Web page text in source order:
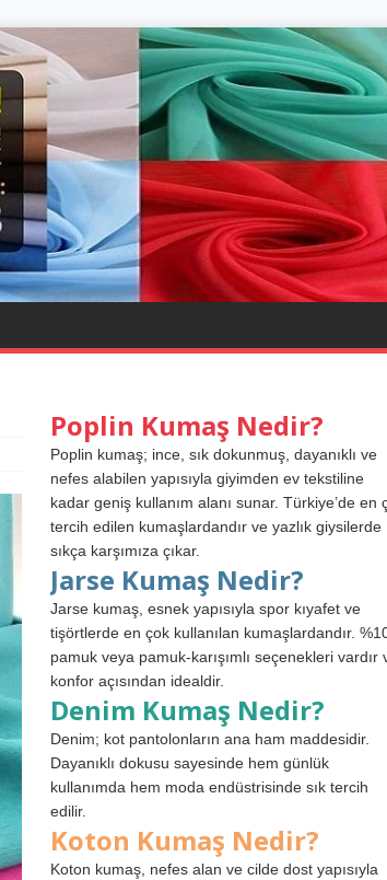
Poplin Kumaş Nedir?
Poplin kumaş; ince, sık dokunmuş, dayanıklı ve
nefes alabilen yapısıyla giyimden ev tekstiline
kadar geniş kullanım alanı sunar. Türkiye’de en
tercih edilen kumaşlardandır ve yazlık giysilerde
sıkça karşımıza çıkar.
Jarse Kumaş Nedir?
Jarse kumaş, esnek yapısıyla spor kıyafet ve
tişörtlerde en çok kullanılan kumaşlardandır.
pamuk veya pamuk-karışımlı seçenekleri vardır
konfor açısından idealdir.
Denim Kumaş Nedir?
Denim; kot pantolonların ana ham maddesidir.
Dayanıklı dokusu sayesinde hem günlük
kullanımda hem moda endüstrisinde sık tercih
edilir.
Koton Kumaş Nedir?
Koton kumaş, nefes alan ve cilde dost yapısıyla